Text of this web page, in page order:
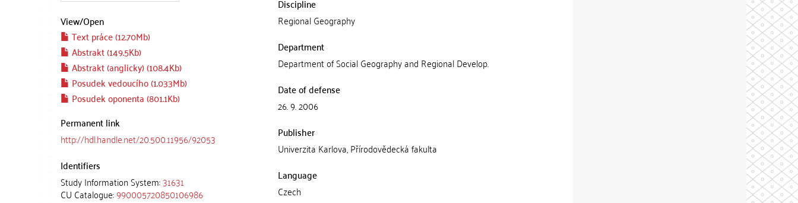
View/Open
Text práce (12.70Mb)
Abstrakt (149.5Kb)
Abstrakt (anglicky) (108.4Kb)
Posudek vedoucího (1.033Mb)
Posudek oponenta (801.1Kb)
Permanent link
http://hdl.handle.net/20.500.11956/92053
Identifiers
Study Information System:31631
CU Catalogue:990005720850106986
Discipline
Regional Geography
Department
Department of Social Geography and Regional Develop.
Date of defense
26. 9. 2006
Publisher
Univerzita Karlova, Přírodovědecká fakulta
Language
Czech